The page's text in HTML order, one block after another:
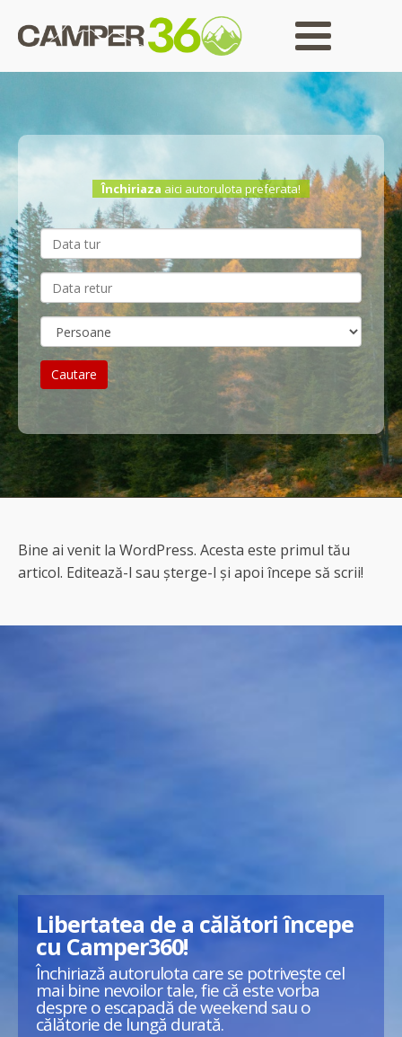
Închiriaza aici autorulota preferata!
Cautare
Bine ai venit la WordPress. Acesta este primul tău
articol. Editează-l sau șterge-l și apoi începe să scrii!
Libertatea de a călători începe
cu Camper360!
Închiriază autorulota care se potrivește cel
mai bine nevoilor tale, fie că este vorba
despre o escapadă de weekend sau o
călătorie de lungă durată.